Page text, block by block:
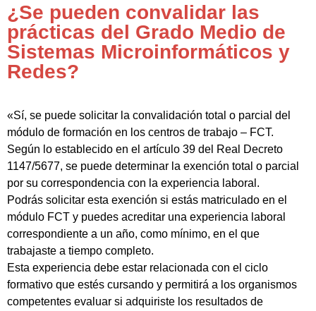
¿Se pueden convalidar las
prácticas del Grado Medio de
Sistemas Microinformáticos y
Redes?
«Sí, se puede solicitar la convalidación total o parcial del
módulo de formación en los centros de trabajo – FCT.
Según lo establecido en el artículo 39 del Real Decreto
1147/5677, se puede determinar la exención total o parcial
por su correspondencia con la experiencia laboral.
Podrás solicitar esta exención si estás matriculado en el
módulo FCT y puedes acreditar una experiencia laboral
correspondiente a un año, como mínimo, en el que
trabajaste a tiempo completo.
Esta experiencia debe estar relacionada con el ciclo
formativo que estés cursando y permitirá a los organismos
competentes evaluar si adquiriste los resultados de